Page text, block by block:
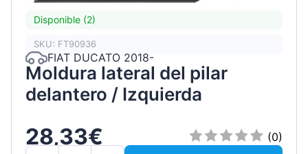
Disponible (2)
SKU: FT90936
FIAT DUCATO 2018-
Moldura lateral del pilar
delantero / Izquierda
28,33€
(0)